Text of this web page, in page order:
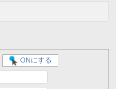
ONにする